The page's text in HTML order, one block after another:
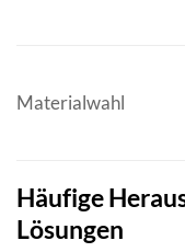
Materialwahl
Häufige
Lösungen